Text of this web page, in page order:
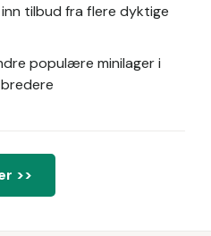
tilbud fra flere dyktige
populære minilager i
>>